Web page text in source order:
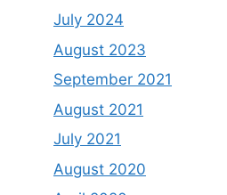
July 2024
August 2023
September 2021
August 2021
July 2021
August 2020